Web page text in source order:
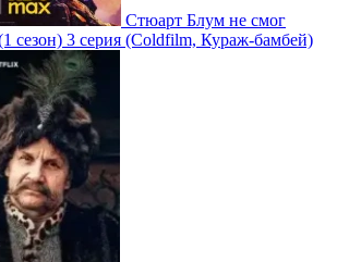
Стюарт Блум не смог
сезон) 3 серия (Coldfilm, Кураж-бамбей)